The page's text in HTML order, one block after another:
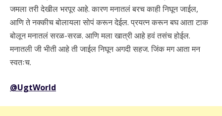
जमला तरी देखील भरपूर आहे. कारण मनातलं बरच काही निघून जाईल,
आणि ते नक्कीच बोलायला सोपं करून देईल. प्रयत्न करून बघ आता टाक
बोलून मनातलं सरळ-सरळ. आणि मला खात्री आहे हवं तसंच होईल.
मनातली जी भीती आहे ती जाईल निघून अगदी सहज. जिंक मग आता मन
स्वतःच.
@UgtWorld